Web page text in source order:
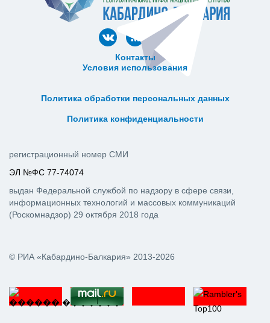
Контакты
Условия использования
Политика обработки персональных данных
Политика конфиденциальности
© РИА «Кабардино-Балкария» 2013-2026
регистрационный номер СМИ
ЭЛ №ФС 77-74074
выдан Федеральной службой по надзору в сфере связи,
информационных технологий и массовых коммуникаций
(Роскомнадзор) 29 октября 2018 года